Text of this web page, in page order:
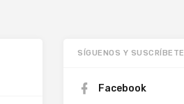
SÍGUENOS Y SUSCRÍBETE
Facebook